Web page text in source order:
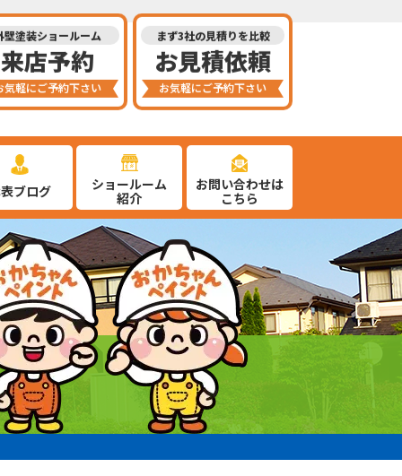
壁塗装ショールーム
来店予約
気軽にご予約下さい
まず3社の見積りを比較
お見積依頼
お気軽にご予約下さい
ブログ
ショールーム
紹介
お問い合わせは
こちら